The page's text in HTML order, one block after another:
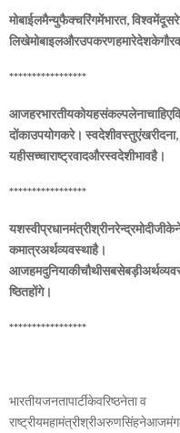
मोबाईलमैन्युफैक्चरिंगमेंभारत,
*****************
दोंकाउपयोगकरे।
यहीसच्चाराष्ट्रवादऔरस्वदेशीभावहै।
*****************
कमात्रअर्थव्यवस्थाहै।
ष्ठितहोंगे।
*****************
भारतीयजनतापार्टीकेवरिष्ठनेता व